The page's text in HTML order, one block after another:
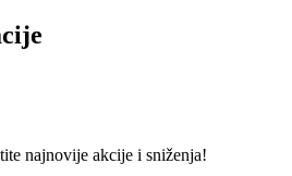
najnovije akcije i sniženja!